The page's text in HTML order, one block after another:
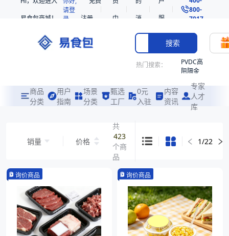
易食包商城！
请登
录
注册
中
消
息
服
务
800-
7017
搜索
热门搜索：
PVDC高
阻隔金
共挤热
收缩袋
非阻隔
共挤热
221330
SE53
热收缩
袋
商品
分类
用户
指南
场景
分类
甄选
工厂
0元
入驻
内容
资讯
专家
人才
库
销量 价格
共
423
个商
品
1/22
询价商品 询价商品